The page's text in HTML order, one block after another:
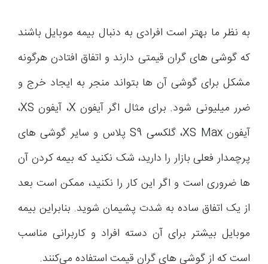
به نظر ما بهتر است افرادی به دنبال بیمه موبایل باشند
که گوشی های گران قیمتی دارند و اتفاق افتادن هرگونه
مشکل برای گوشی آن ها بتواند منجر به ایجاد خرج و
ضرر میلیونی شود. برای مثال اگر آیفون X، آیفون XS،
آیفون XS Max، گلکسی S9 پلاس و سایر گوشی های
پرچمدار فعلی بازار را دارید، شک نکنید که بیمه کردن آن
ها ضروری است و اگر این کار را نکنید، ممکن است بعد
از یک اتفاق ساده به شدت پشیمان شوید. بنابراین بیمه
موبایل بیشتر برای آن دسته افراد و کاربرانی مناسب
است که از گوشی های گران قیمت استفاده می‌کنند.